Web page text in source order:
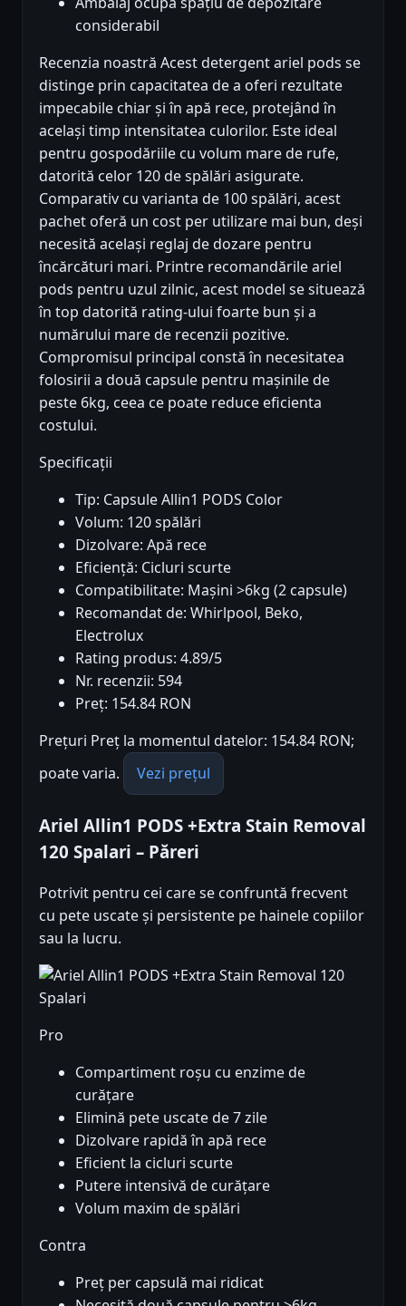
considerabil
Recenzia noastră Acest detergent ariel pods se
distinge prin capacitatea de a oferi rezultate
impecabile chiar și în apă rece, protejând în
același timp intensitatea culorilor. Este ideal
pentru gospodăriile cu volum mare de rufe,
datorită celor 120 de spălări asigurate.
Comparativ cu varianta de 100 spălări, acest
pachet oferă un cost per utilizare mai bun, deși
necesită același reglaj de dozare pentru
încărcături mari. Printre recomandările ariel
pods pentru uzul zilnic, acest model se situează
în top datorită rating-ului foarte bun și a
numărului mare de recenzii pozitive.
Compromisul principal constă în necesitatea
folosirii a două capsule pentru mașinile de
peste 6kg, ceea ce poate reduce eficienta
costului.
Specificații
Tip: Capsule Allin1 PODS Color
Volum: 120 spălări
Dizolvare: Apă rece
Eficiență: Cicluri scurte
Compatibilitate: Mașini >6kg (2 capsule)
Recomandat de: Whirlpool, Beko,
Electrolux
Rating produs: 4.89/5
Nr. recenzii: 594
Preț: 154.84 RON
Prețuri Preț la momentul datelor: 154.84 RON;
poate varia.
Vezi prețul
Ariel Allin1 PODS +Extra Stain Removal
120 Spalari – Păreri
Potrivit pentru cei care se confruntă frecvent
cu pete uscate și persistente pe hainele copiilor
sau la lucru.
Pro
Compartiment roșu cu enzime de
curățare
Elimină pete uscate de 7 zile
Dizolvare rapidă în apă rece
Eficient la cicluri scurte
Putere intensivă de curățare
Volum maxim de spălări
Contra
Preț per capsulă mai ridicat